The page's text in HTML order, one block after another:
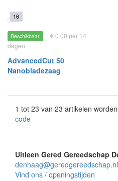
16
Beschikbaar
€ 0.00 per 14
dagen
AdvancedCut 50
Nanobladezaag
1 tot 23 van 23 artikelen
code
Uitleen Gered Gereedschap
denhaag@geredgereedschap.nl
Vind ons / openingstijden